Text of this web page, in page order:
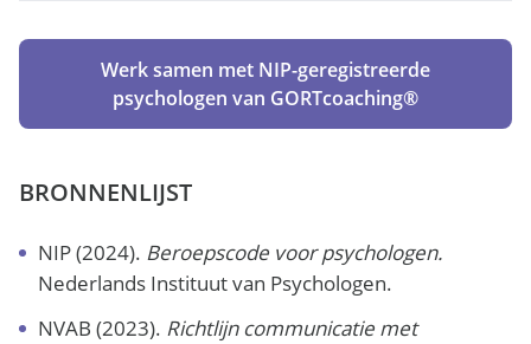
Werk samen met NIP-geregistreerde
psychologen van GORTcoaching®
BRONNENLIJST
NIP (2024). Beroepscode voor psychologen.
Nederlands Instituut van Psychologen.
NVAB (2023). Richtlijn communicatie met